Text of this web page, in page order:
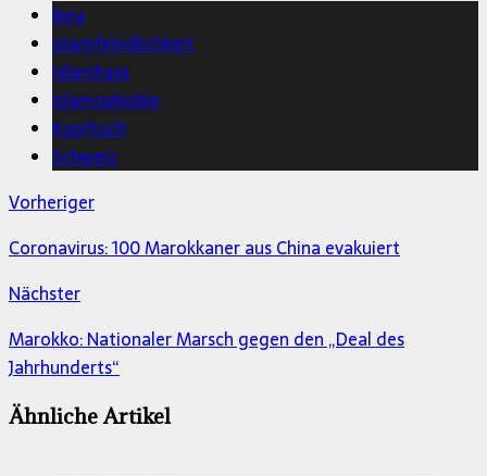
Ikea
Islamfeindlichkeit
Islamhass
Islamophobie
Kopftuch
Schweiz
Vorheriger
Coronavirus: 100 Marokkaner aus China evakuiert
Nächster
Marokko: Nationaler Marsch gegen den „Deal des
Jahrhunderts“
Ähnliche Artikel